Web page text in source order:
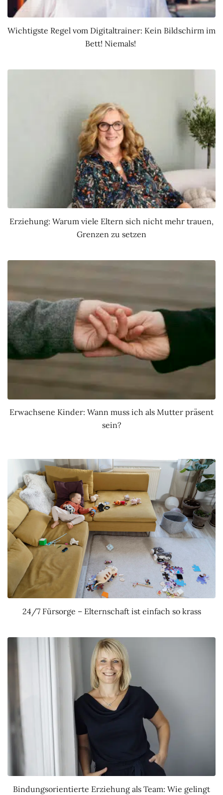
Wichtigste Regel vom Digitaltrainer: Kein Bildschirm im
Bett! Niemals!
Erziehung: Warum viele Eltern sich nicht mehr trauen,
Grenzen zu setzen
Erwachsene Kinder: Wann muss ich als Mutter präsent
sein?
24/7 Fürsorge – Elternschaft ist einfach so krass
Bindungsorientierte Erziehung als Team: Wie gelingt